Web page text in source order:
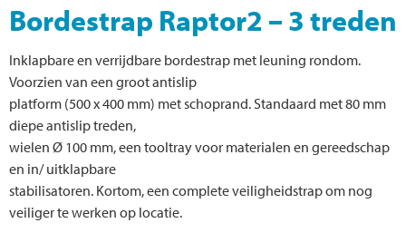
Bordestrap Raptor2 – 3 treden
Inklapbare en verrijdbare bordestrap met leuning rondom.
Voorzien van een groot antislip
platform (500 x 400 mm) met schoprand. Standaard met 80 mm
diepe antislip treden,
wielen Ø 100 mm, een tooltray voor materialen en gereedschap
en in/ uitklapbare
stabilisatoren. Kortom, een complete veiligheidstrap om nog
veiliger te werken op locatie.